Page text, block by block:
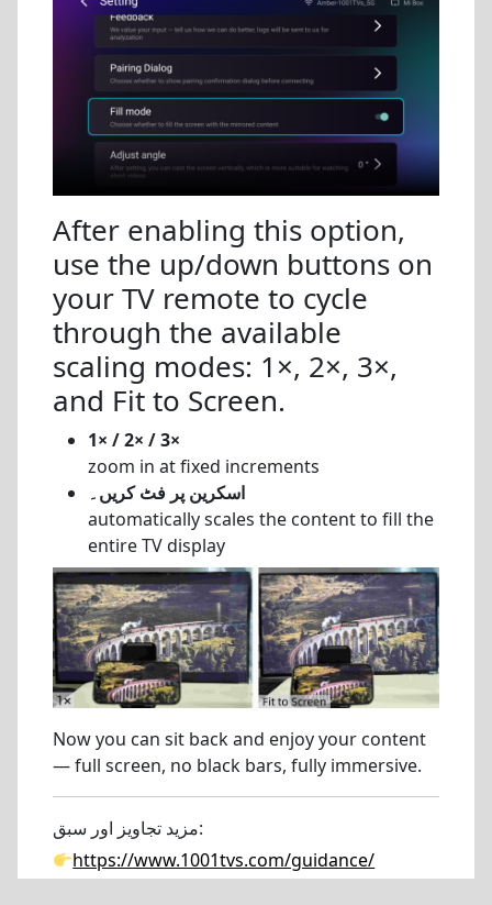
After enabling this option,
use the up/down buttons on
your TV remote to cycle
through the available
scaling modes: 1×, 2×, 3×,
and Fit to Screen.
1× / 2× / 3×
zoom in at fixed increments
اسکرین پر فٹ کریں۔
automatically scales the content to fill the
entire TV display
Now you can sit back and enjoy your content
— full screen, no black bars, fully immersive.
مزید تجاویز اور سبق:
https://www.1001tvs.com/guidance/